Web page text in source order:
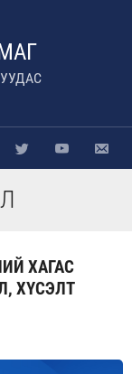
ХАГАС
ХҮСЭЛТ